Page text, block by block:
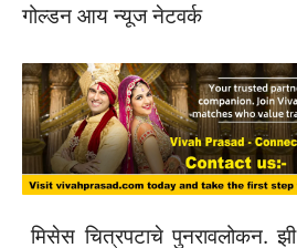
गोल्डन आय न्यूज नेटवर्क
मिसेस चित्रपटाचे पुनरावलोकन. झी